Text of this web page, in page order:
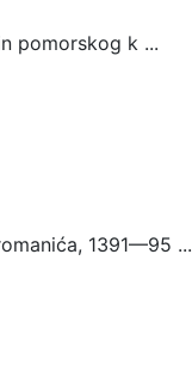
pomorskog k ...
1391—95 ...